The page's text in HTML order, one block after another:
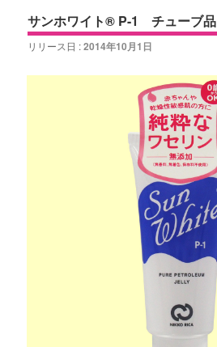
サンホワイト® P-1 チューブ品
リリース日 :2014年10月1日